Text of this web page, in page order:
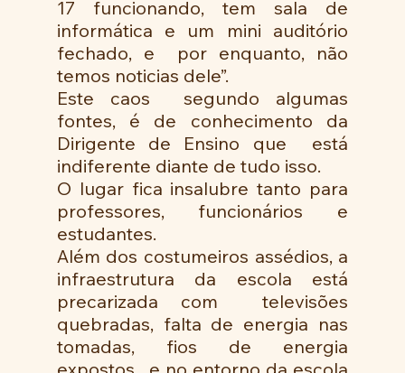
17 funcionando, tem sala de
informática e um mini auditório
fechado, e  por enquanto, não
temos noticias dele”.
Este caos  segundo algumas
fontes, é de conhecimento da
Dirigente de Ensino que  está
indiferente diante de tudo isso.
O lugar fica insalubre tanto para
professores, funcionários e
estudantes.
Além dos costumeiros assédios, a
infraestrutura da escola está
precarizada com  televisões
quebradas, falta de energia nas
tomadas, fios de energia